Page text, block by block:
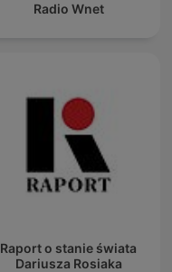
Radio Wnet
Raport o stanie świata
Dariusza Rosiaka